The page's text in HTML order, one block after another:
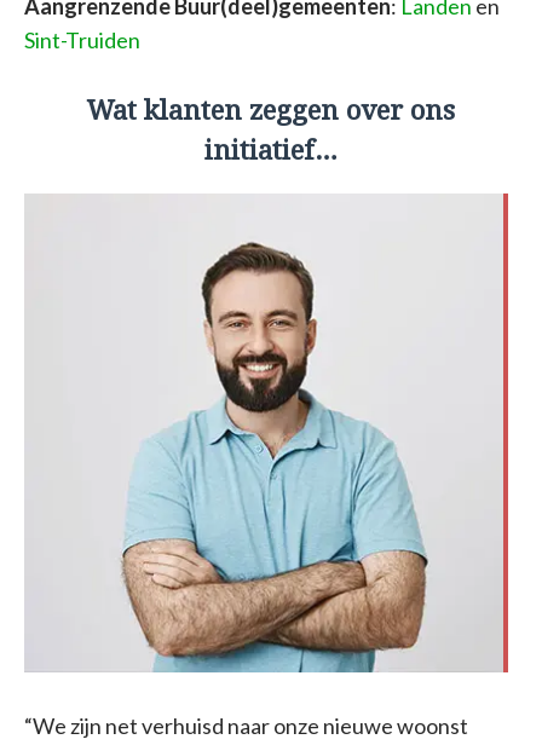
Aangrenzende Buur(deel)gemeenten: Landen en
Sint-Truiden
Wat klanten zeggen over ons
initiatief…
“We zijn net verhuisd naar onze nieuwe woonst